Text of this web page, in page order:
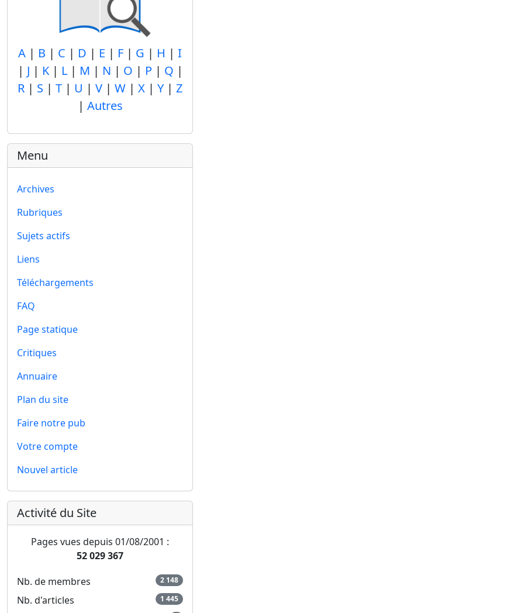
A | B | C | D | E | F | G | H | I
| J | K| L| M | N | O | P | Q |
R | S | T | U | V | W | X | Y | Z
| Autres
Menu
Archives
Rubriques
Sujets actifs
Liens
Téléchargements
FAQ
Page statique
Critiques
Annuaire
Plan du site
Faire notre pub
Votre compte
Nouvel article
Activité du Site
Pages vues depuis 01/08/2001 :
52 029 367
Nb. de membres
2 148
Nb. d'articles 1 445